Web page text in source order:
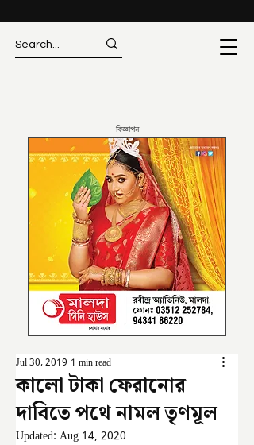
বিজ্ঞাপন
কালো টাকা ফেরানোর
দাবিতে পথে নামল তৃণমূল
Jul 30, 2019 1 min read
Updated: Aug 14, 2020